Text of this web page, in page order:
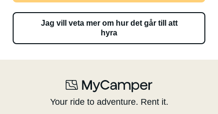
Jag vill veta mer om hur det går till att
hyra
Your ride to adventure. Rent it.